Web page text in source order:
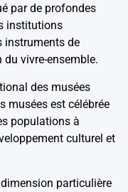
par de profondes
institutions
instruments de
vivre-ensemble.
des musées
musées est célébrée
populations à
culturel et
particulière